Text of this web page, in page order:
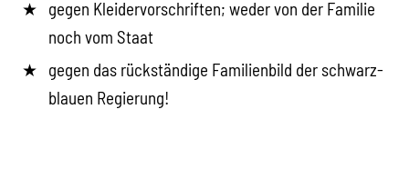
gegen Kleidervorschriften; weder von der Familie
noch vom Staat
gegen das rückständige Familienbild der schwarz-
blauen Regierung!